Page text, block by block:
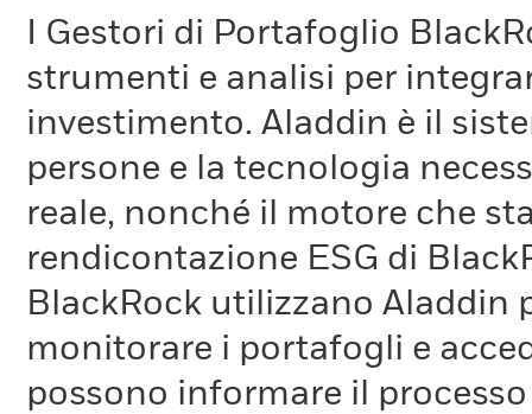
I Gestori di Portafoglio
strumenti e analisi per
investimento. Aladdin è il
persone e la tecnologia
reale, nonché il motore che
rendicontazione ESG di
BlackRock utilizzano Aladdin
monitorare i portafogli e
possono informare il